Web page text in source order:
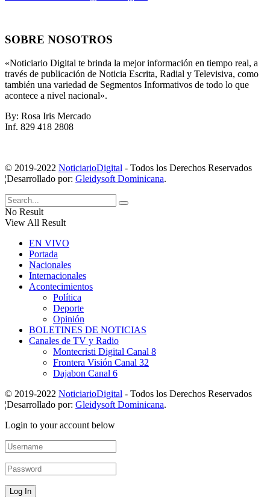
SOBRE NOSOTROS
«Noticiario Digital te brinda la mejor información en tiempo real, a
través de publicación de Noticia Escrita, Radial y Televisiva, como
también una variedad de Segmentos Informativos de todo lo que
acontece a nivel nacional».
By: Rosa Iris Mercado
Inf. 829 418 2808
© 2019-2022 NoticiarioDigital - Todos los Derechos Reservados
¦Desarrollado por: Gleidysoft Dominicana.
No Result
View All Result
EN VIVO
Portada
Nacionales
Internacionales
Acontecimientos
Política
Deporte
Opinión
BOLETINES DE NOTICIAS
Canales de TV y Radio
Montecristi Digital Canal 8
Frontera Visión Canal 32
Dajabon Canal 6
© 2019-2022 NoticiarioDigital - Todos los Derechos Reservados
¦Desarrollado por: Gleidysoft Dominicana.
Login to your account below